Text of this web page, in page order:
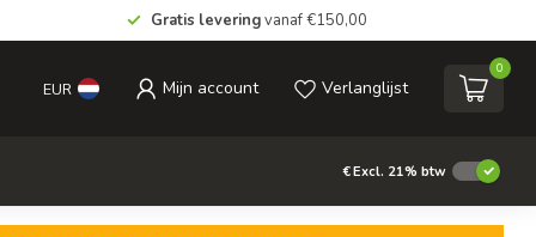
Gratis leveringvanaf €150,00
EUR Mijn account Verlanglijst
0
€Excl. 21% btw